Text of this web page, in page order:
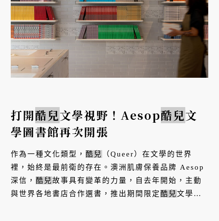
打開酷兒文學視野！Aesop酷兒文
學圖書館再次開張
作為一種文化類型， 酷兒
（Queer）在文學的世界
裡，始終是最前衛的存在。澳洲肌膚保養品牌 Aesop
深信， 酷兒故事具有變革的力量，自去年開始，主動
與世界各地書店合作選書，推出期間限定 酷兒文學圖